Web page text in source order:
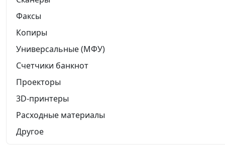
Факсы
Копиры
Универсальные (МФУ)
Счетчики банкнот
Проекторы
3D-принтеры
Расходные материалы
Другое